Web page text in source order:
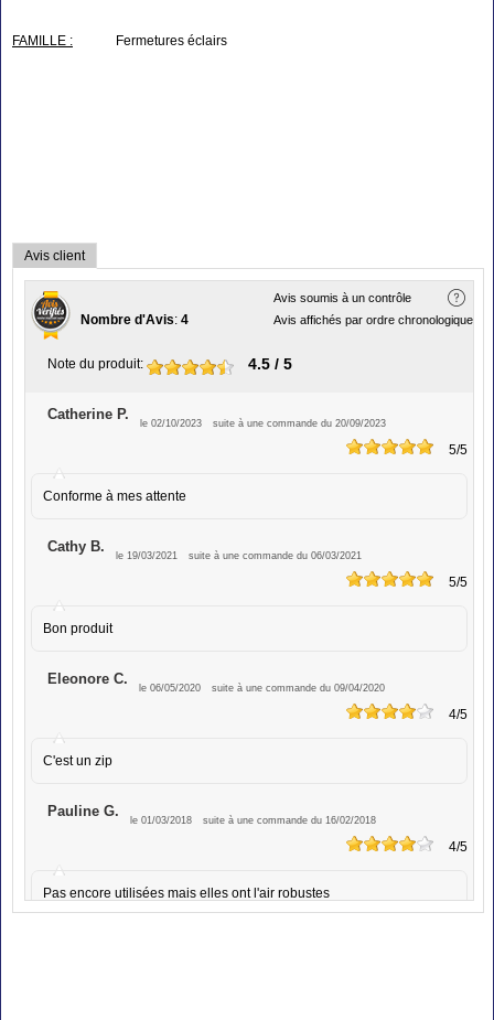
FAMILLE : Fermetures éclairs
Avis client
Avis soumis à un contrôle
Avis affichés par ordre chronologique
Nombre d'Avis: 4
Note du produit: 4.5 / 5
Catherine P.
le 02/10/2023 suite à une commande du 20/09/2023
5/5
Conforme à mes attente
Cathy B.
le 19/03/2021 suite à une commande du 06/03/2021
5/5
Bon produit
Eleonore C.
le 06/05/2020 suite à une commande du 09/04/2020
4/5
C'est un zip
Pauline G.
le 01/03/2018 suite à une commande du 16/02/2018
4/5
Pas encore utilisées mais elles ont l'air robustes